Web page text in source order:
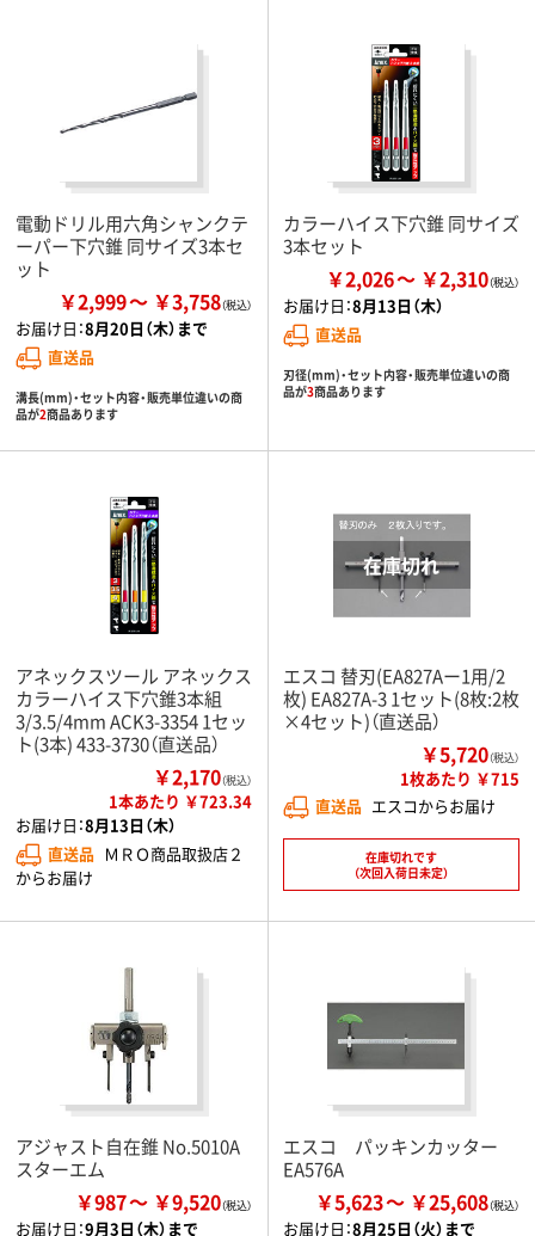
電動ドリル用六角シャンクテ
ーパー下穴錐 同サイズ3本セ
ット
￥2,999 ￥3,758
お届け日：8月20日（木）まで
直送品
溝長(mm)・セット内容・販売単位違いの商
品が2商品あります
カラーハイス下穴錐 同サイズ
3本セット
￥2,026 ￥2,310
お届け日：8月13日（木）
直送品
刃径(mm)・セット内容・販売単位違いの商
品が3商品あります
アネックスツール アネックス
カラーハイス下穴錐3本組
3/3.5/4mm ACK3-3354 1セッ
ト(3本) 433-3730（直送品）
￥2,170（税込）
1本あたり ￥723.34
お届け日：8月13日（木）
直送品 ＭＲＯ商品取扱店２
からお届け
エスコ 替刃(EA827Aー1用/2
枚) EA827A-3 1セット(8枚:2枚
×4セット)（直送品）
￥5,720（税込）
1枚あたり ￥715
直送品 エスコからお届け
在庫切れです
（次回入荷日未定）
アジャスト自在錐 No.5010A
スターエム
￥987 ￥9,520
お届け日：9月3日（木）まで
エスコ パッキンカッター
EA576A
￥5,623 ￥25,608
お届け日：8月25日（火）まで